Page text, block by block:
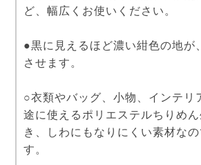
ど、幅広くお使いください。
●黒に見えるほど濃い紺色の地が
させます。
○衣類やバッグ、小物、インテリ
途に使えるポリエステルちりめ
き、しわにもなりにくい素材な
す。